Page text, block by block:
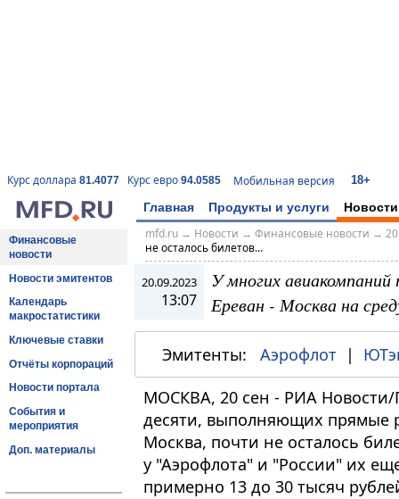
Курс доллара 81.4077 Курс евро 94.0585 Мобильная версия 18+
Главная Продукты и услуги Новости
Финансовые
новости
Новости эмитентов
Календарь
макростатистики
Ключевые ставки
Отчёты корпораций
Новости портала
События и
мероприятия
Доп. материалы
mfd.ru→ Новости → Финансовые новости →
не осталось билетов...
20.09.2023
13:07
У многих
Ереван - Москва на
Эмитенты: Аэрофлот |
МОСКВА, 20 сен - РИА
десяти, выполняющих прямые
Москва, почти не осталось
у "Аэрофлота" и "России" их
примерно 13 до 30 тысяч